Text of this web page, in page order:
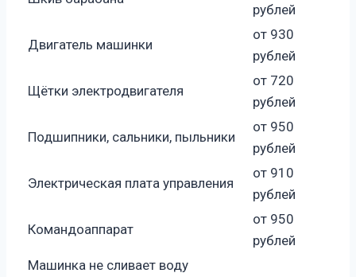
рублей
Двигатель машинки
от 930
рублей
Щётки электродвигателя
от 720
рублей
Подшипники, сальники, пыльники
от 950
рублей
Электрическая плата управления
от 910
рублей
Командоаппарат
от 950
рублей
Машинка не сливает воду